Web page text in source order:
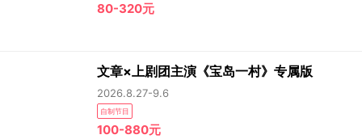
80-320元
文章×上剧团主演《宝岛一村》专属版
2026.8.27-9.6
自制节目
100-880元